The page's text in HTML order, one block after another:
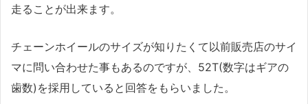
走ることが出来ます。
チェーンホイールのサイズが知りたくて以前販売店のサイ
マに問い合わせた事もあるのですが、52T(数字はギアの
歯数)を採用していると回答をもらいました。